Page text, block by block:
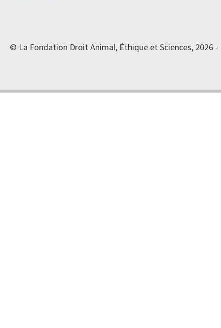
© La Fondation Droit Animal, Éthique et Sciences, 2026 -